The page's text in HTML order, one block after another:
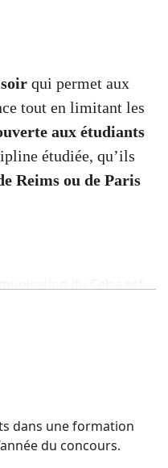
soirqui permet aux
tout en limitant les
aux étudiants
étudiée, qu’ils
Reims ou de Paris
du Celsa est
de Reims ou sur le
en temps limité. Les
dans une formation
du concours.